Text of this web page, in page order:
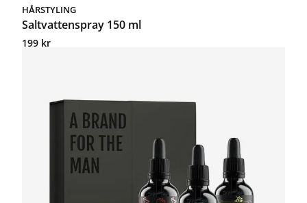
HÅRSTYLING
Saltvattenspray 150 ml
199 kr